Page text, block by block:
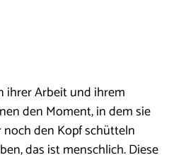
ihrer Arbeit und ihrem
den Moment, in dem sie
den Kopf schütteln
das ist menschlich. Diese